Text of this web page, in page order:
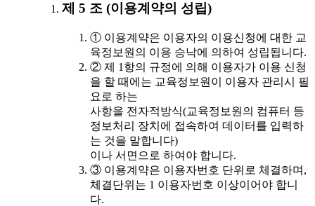
제 5 조 (이용계약의 성립)
① 이용계약은 이용자의 이용신청에 대한 교
육정보원의 이용 승낙에 의하여 성립됩니다.
② 제 1항의 규정에 의해 이용자가 이용 신청
을 할 때에는 교육정보원이 이용자 관리시 필
요로 하는
사항을 전자적방식(교육정보원의 컴퓨터 등
정보처리 장치에 접속하여 데이터를 입력하
는 것을 말합니다)
이나 서면으로 하여야 합니다.
③ 이용계약은 이용자번호 단위로 체결하며,
체결단위는 1 이용자번호 이상이어야 합니
다.